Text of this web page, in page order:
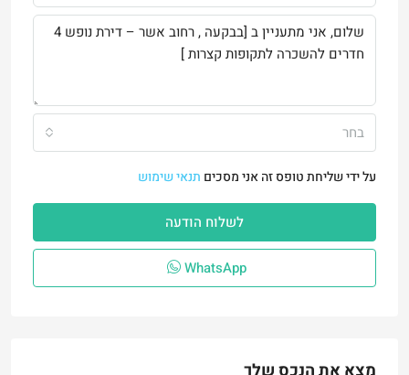
בחר
על ידי שליחת טופס זה אני מסכים תנאי שימוש
לשלוח הודעה
WhatsApp